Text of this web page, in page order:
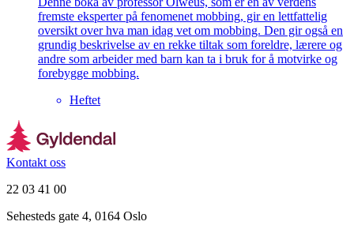
fremste eksperter på fenomenet mobbing, gir en lettfattelig
oversikt over hva man idag vet om mobbing. Den gir også en
grundig beskrivelse av en rekke tiltak som foreldre, lærere og
andre som arbeider med barn kan ta i bruk for å motvirke og
forebygge mobbing.
Heftet
Kontakt oss
22 03 41 00
Sehesteds gate 4, 0164 Oslo